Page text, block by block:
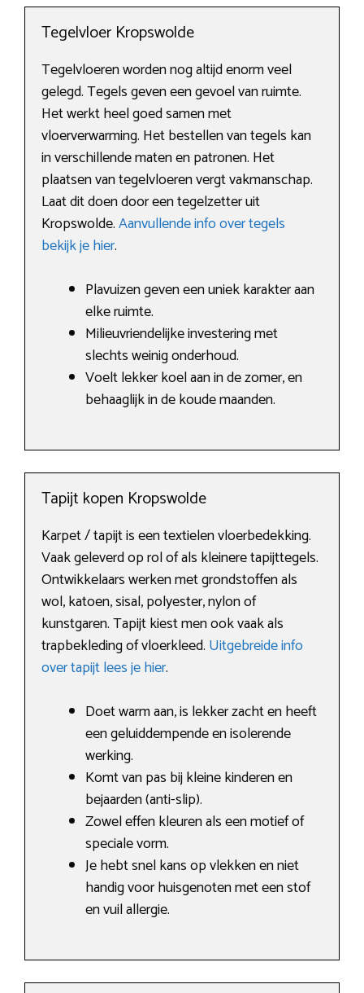
Tegelvloer Kropswolde
Tegelvloeren worden nog altijd enorm veel
gelegd. Tegels geven een gevoel van ruimte.
Het werkt heel goed samen met
vloerverwarming. Het bestellen van tegels kan
in verschillende maten en patronen. Het
plaatsen van tegelvloeren vergt vakmanschap.
Laat dit doen door een tegelzetter uit
Kropswolde.Aanvullende info over tegels
bekijk je hier.
Plavuizen geven een uniek karakter aan
elke ruimte.
Milieuvriendelijke investering met
slechts weinig onderhoud.
Voelt lekker koel aan in de zomer, en
behaaglijk in de koude maanden.
Tapijt kopen Kropswolde
Karpet / tapijt is een textielen vloerbedekking.
Vaak geleverd op rol of als kleinere tapijttegels.
Ontwikkelaars werken met grondstoffen als
wol, katoen, sisal, polyester, nylon of
kunstgaren. Tapijt kiest men ook vaak als
trapbekleding of vloerkleed. Uitgebreide info
over tapijt lees je hier.
Doet warm aan, is lekker zacht en heeft
een geluiddempende en isolerende
werking.
Komt van pas bij kleine kinderen en
bejaarden (anti-slip).
Zowel effen kleuren als een motief of
speciale vorm.
Je hebt snel kans op vlekken en niet
handig voor huisgenoten met een stof
en vuil allergie.